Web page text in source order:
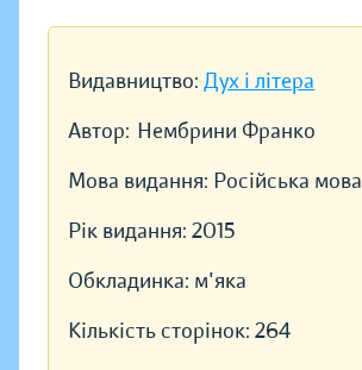
Видавництво: Дух і літера
Автор: Нембрини Франко
Мова видання: Російська мова
Рік видання: 2015
Обкладинка: м'яка
Кількість сторінок: 264